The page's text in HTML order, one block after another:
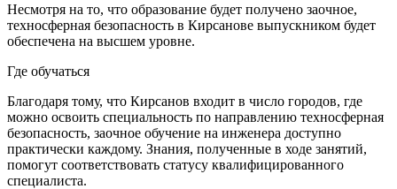
Несмотря на то, что образование будет получено заочное,
техносферная безопасность в Кирсанове выпускником будет
обеспечена на высшем уровне.
Где обучаться
Благодаря тому, что Кирсанов входит в число городов, где
можно освоить специальность по направлению техносферная
безопасность, заочное обучение на инженера доступно
практически каждому. Знания, полученные в ходе занятий,
помогут соответствовать статусу квалифицированного
специалиста.